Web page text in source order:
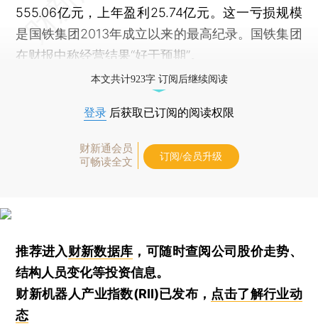
555.06亿元，上年盈利25.74亿元。这一亏损规模
是国铁集团2013年成立以来的最高纪录。国铁集团
在财报中称经营结果“好于预期”。
本文共计923字 订阅后继续阅读
登录 后获取已订阅的阅读权限
财新通会员
可畅读全文
订阅/会员升级
推荐进入财新数据库 ，可随时查阅公司股价走势、
结构人员变化等投资信息。
财新机器人产业指数(RII)已发布， 点击了解行业动
态